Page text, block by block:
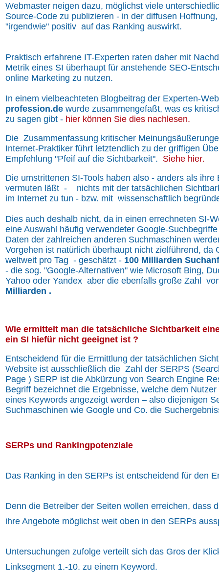
Webmaster neigen dazu, möglichst viele
Source-Code zu publizieren - in der diffusen
"irgendwie" positiv auf das Ranking auswirkt.
Praktisch erfahrene IT-Experten raten daher mit
Metrik eines SI überhaupt für anstehende SEO-
online Marketing zu nutzen.
In einem vielbeachteten Blogbeitrag der Experten-
profession.de wurde zusammengefaßt, was es
zu sagen gibt - hier können Sie dies nachlesen.
Die Zusammenfassung kritischer
Internet-Praktiker führt letztendlich zu der griffigen
Empfehlung "Pfeif auf die Sichtbarkeit". Siehe hier.
Die umstrittenen SI-Tools haben also - anders als ihre
vermuten läßt - nichts mit der tatsächlichen
im Internet zu tun - bzw. mit wissenschaftlich
Dies auch deshalb nicht, da in einen errechneten SI-
eine Auswahl häufig verwendeter Google-
Daten der zahlreichen anderen Suchmaschinen
Vorgehen ist natürlich überhaupt nicht zielführend, da
weltweit pro Tag - geschätzt - 100 Milliarden
- die sog. "Google-Alternativen" wie Microsoft Bing,
Yahoo oder Yandex aber die ebenfalls große Zahl
Milliarden .
Wie ermittelt man die tatsächliche Sichtbarkeit
ein SI hiefür nicht geeignet ist ?
Entscheidend für die Ermittlung der tatsächlichen
Website ist ausschließlich die Zahl der SERPS
Page ) SERP ist die Abkürzung von Search Engine
Begriff bezeichnet die Ergebnisse, welche dem
eines Keywords angezeigt werden – also diejenigen
Suchmaschinen wie Google und Co. die
SERPs und Rankingpotenziale
Das Ranking in den SERPs ist entscheidend für den
Denn die Betreiber der Seiten wollen erreichen, dass
ihre Angebote möglichst weit oben in den SERPs
Untersuchungen zufolge verteilt sich das Gros der
Linksegment 1.-10. zu einem Keyword.